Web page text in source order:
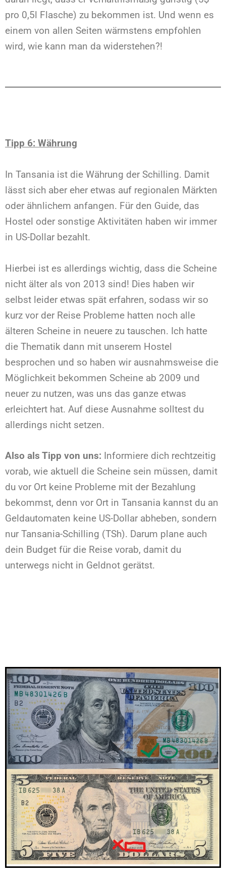
pro 0,5l Flasche) zu bekommen ist. Und wenn es
einem von allen Seiten wärmstens empfohlen
wird, wie kann man da widerstehen?!
Tipp 6: Währung
In Tansania ist die Währung der Schilling. Damit
lässt sich aber eher etwas auf regionalen Märkten
oder ähnlichem anfangen. Für den Guide, das
Hostel oder sonstige Aktivitäten haben wir immer
in US-Dollar bezahlt.
Hierbei ist es allerdings wichtig, dass die Scheine
nicht älter als von 2013 sind! Dies haben wir
selbst leider etwas spät erfahren, sodass wir so
kurz vor der Reise Probleme hatten noch alle
älteren Scheine in neuere zu tauschen. Ich hatte
die Thematik dann mit unserem Hostel
besprochen und so haben wir ausnahmsweise die
Möglichkeit bekommen Scheine ab 2009 und
neuer zu nutzen, was uns das ganze etwas
erleichtert hat. Auf diese Ausnahme solltest du
allerdings nicht setzen.
Also als Tipp von uns: Informiere dich rechtzeitig
vorab, wie aktuell die Scheine sein müssen, damit
du vor Ort keine Probleme mit der Bezahlung
bekommst, denn vor Ort in Tansania kannst du an
Geldautomaten keine US-Dollar abheben, sondern
nur Tansania-Schilling (TSh). Darum plane auch
dein Budget für die Reise vorab, damit du
unterwegs nicht in Geldnot gerätst.